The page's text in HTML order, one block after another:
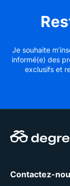
Je souhaite
informé(e) des
exclusifs et
Contactez-